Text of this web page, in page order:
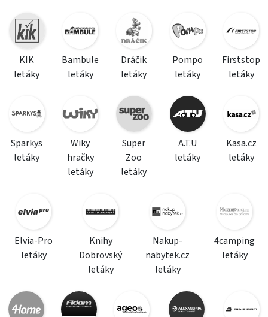
KIK
letáky
Bambule
letáky
Dráčik
letáky
Pompo
letáky
Firststop
letáky
Sparkys
letáky
Wiky
hračky
letáky
Super
Zoo
letáky
A.T.U
letáky
Kasa.cz
letáky
Elvia-Pro
letáky
Knihy
Dobrovský
letáky
Nakup-
nabytek.cz
letáky
4camping
letáky